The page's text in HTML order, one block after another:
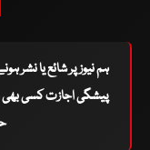
ہم نیوز پر شائع یا نشر
پیشگی اجازت کسی بھی